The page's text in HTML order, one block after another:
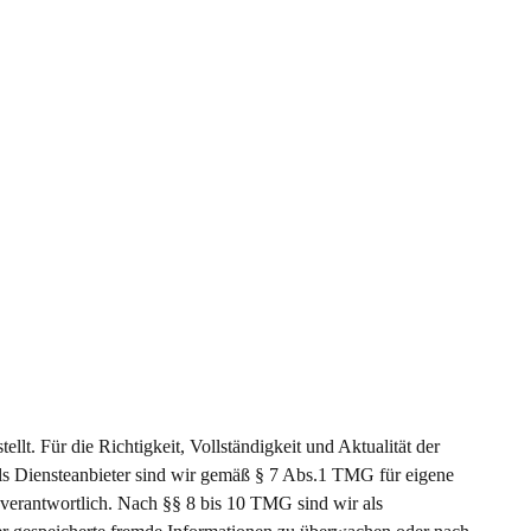
Für die Richtigkeit, Vollständigkeit und Aktualität der
Diensteanbieter sind wir gemäß § 7 Abs.1 TMG für eigene
Nach §§ 8 bis 10 TMG sind wir als